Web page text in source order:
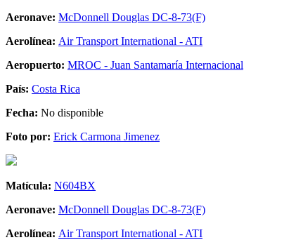
Aeronave: McDonnell Douglas DC-8-73(F)
Aerolínea: Air Transport International - ATI
Aeropuerto: MROC - Juan Santamaría Internacional
País: Costa Rica
Fecha: No disponible
Foto por: Erick Carmona Jimenez
Matícula: N604BX
Aeronave: McDonnell Douglas DC-8-73(F)
Aerolínea: Air Transport International - ATI